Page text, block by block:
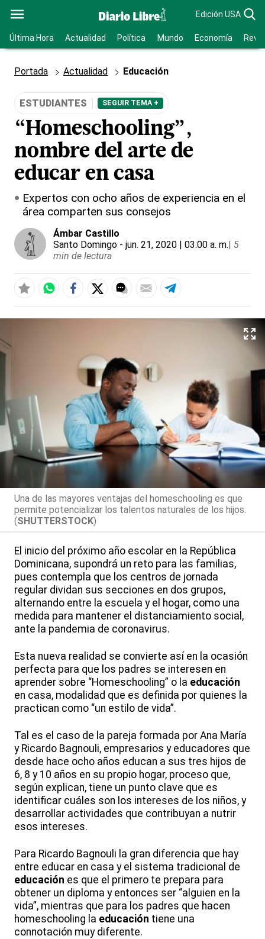
Edición USA
Última Hora Actualidad Política Mundo Economía
Portada Actualidad Educación
ESTUDIANTES SEGUIR TEMA +
“Homeschooling”,
nombre del arte de
educar en casa
Expertos con ocho años de experiencia en el
área comparten sus consejos
Ámbar Castillo
Santo Domingo - jun. 21, 2020 | 03:00 a. m.| 5
min de lectura
Una de las mayores ventajas del homeschooling es que
permite potencializar los talentos naturales de los hijos.
(SHUTTERSTOCK)
El inicio del próximo año escolar en la República
Dominicana, supondrá un reto para las familias,
pues contempla que los centros de jornada
regular dividan sus secciones en dos grupos,
alternando entre la escuela y el hogar, como una
medida para mantener el distanciamiento social,
ante la pandemia de coronavirus.
Esta nueva realidad se convierte así en la ocasión
perfecta para que los padres se interesen en
aprender sobre “Homeschooling” o la educación
en casa, modalidad que es definida por quienes la
practican como “un estilo de vida”.
Tal es el caso de la pareja formada por Ana María
y Ricardo Bagnouli, empresarios y educadores que
desde hace ocho años educan a sus tres hijos de
6, 8 y 10 años en su propio hogar, proceso que,
según explican, tiene un punto clave que es
identificar cuáles son los intereses de los niños, y
desarrollar actividades que contribuyan a nutrir
esos intereses.
Para Ricardo Bagnouli la gran diferencia que hay
entre educar en casa y el sistema tradicional de
educación es que el primero te prepara para
obtener un diploma y entonces ser “alguien en la
vida”, mientras que para los padres que hacen
homeschooling la educación tiene una
connotación muy diferente.